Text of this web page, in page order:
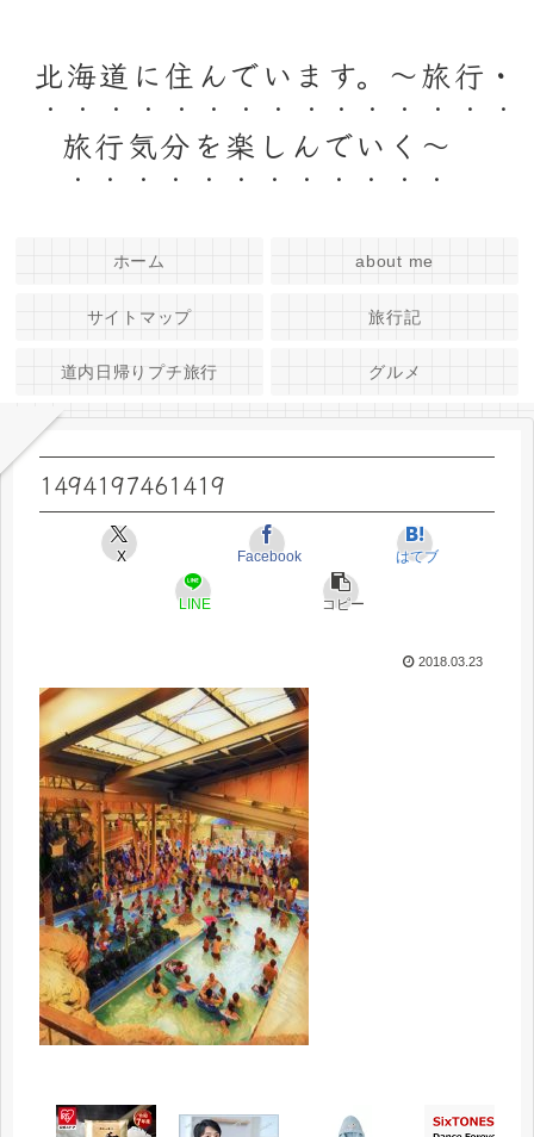
北海道に住んでいます。～旅行・
旅行気分を楽しんでいく～
ホーム about me
サイトマップ 旅行記
道内日帰りプチ旅行 グルメ
1494197461419
X Facebook はてブ
LINE コピー
2018.03.23